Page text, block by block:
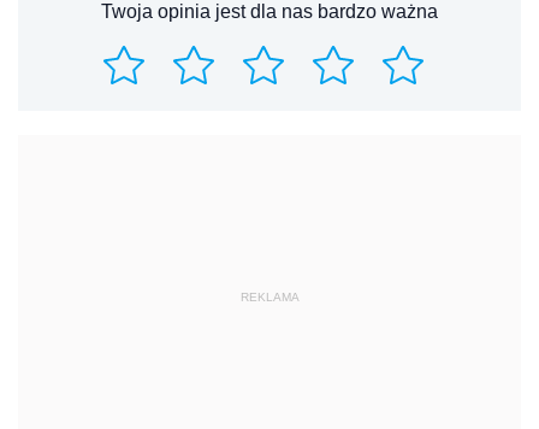
Twoja opinia jest dla nas bardzo ważna
REKLAMA